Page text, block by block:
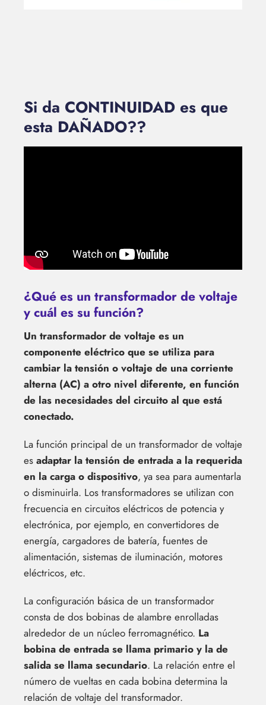
Si da CONTINUIDAD es que
esta DAÑADO??
¿Qué es un transformador de voltaje
y cuál es su función?
Un transformador de voltaje es un
componente eléctrico que se utiliza para
cambiar la tensión o voltaje de una corriente
alterna (AC) a otro nivel diferente, en función
de las necesidades del circuito al que está
conectado.
La función principal de un transformador de voltaje
es adaptar la tensión de entrada a la requerida
en la carga o dispositivo, ya sea para aumentarla
o disminuirla. Los transformadores se utilizan con
frecuencia en circuitos eléctricos de potencia y
electrónica, por ejemplo, en convertidores de
energía, cargadores de batería, fuentes de
alimentación, sistemas de iluminación, motores
eléctricos, etc.
La configuración básica de un transformador
consta de dos bobinas de alambre enrolladas
alrededor de un núcleo ferromagnético. La
bobina de entrada se llama primario y la de
salida se llama secundario. La relación entre el
número de vueltas en cada bobina determina la
relación de voltaje del transformador.